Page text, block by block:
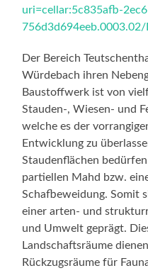
uri=cellar:5c835afb-
Der Bereich
Würdebach ihren
Baustoffwerk ist von
Stauden-, Wiesen- und
welche es der
Entwicklung zu
Staudenflächen
partiellen Mahd bzw.
Schafbeweidung. Somit
einer arten- und
und Umwelt geprägt.
Landschaftsräume
Rückzugsräume für